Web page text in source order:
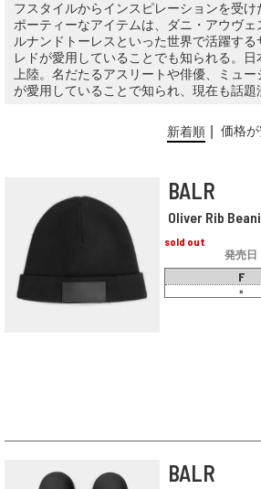
フスタイルからインスピレーションを受け
ポーティーなアイテムは、ダニ・アウヴェ
ルナンドトーレスといった世界で活躍する
レドが愛用していることでも知られる。日
上陸。名だたるアスリートや俳優、ミュ
が愛用していることで知られ、現在も話題
新着順 価格
BALR
Oliver Rib
sold out
発売日
F
×
BALR